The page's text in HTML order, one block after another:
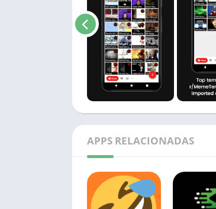
APPS RELACIONADAS